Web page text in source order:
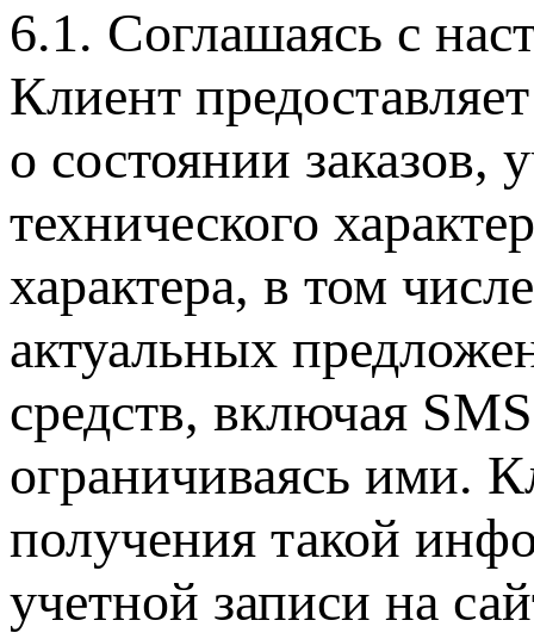
6.1. Соглашаясь с
Клиент
о состоянии заказов,
технического
характера, в том
актуальных
средств, включая
ограничиваясь ими.
получения такой
учетной записи на